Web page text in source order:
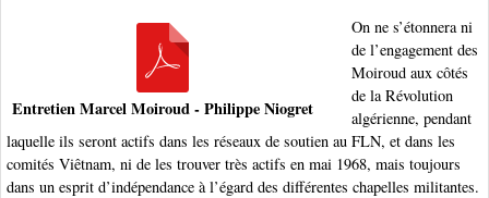
Entretien Marcel Moiroud - Philippe Niogret
On ne s’étonnera ni
de l’engagement des
Moiroud aux côtés
de la Révolution
algérienne, pendant
laquelle ils seront actifs dans les réseaux de soutien au FLN, et dans les
comités Viêtnam, ni de les trouver très actifs en mai 1968, mais toujours
dans un esprit d’indépendance à l’égard des différentes chapelles militantes.